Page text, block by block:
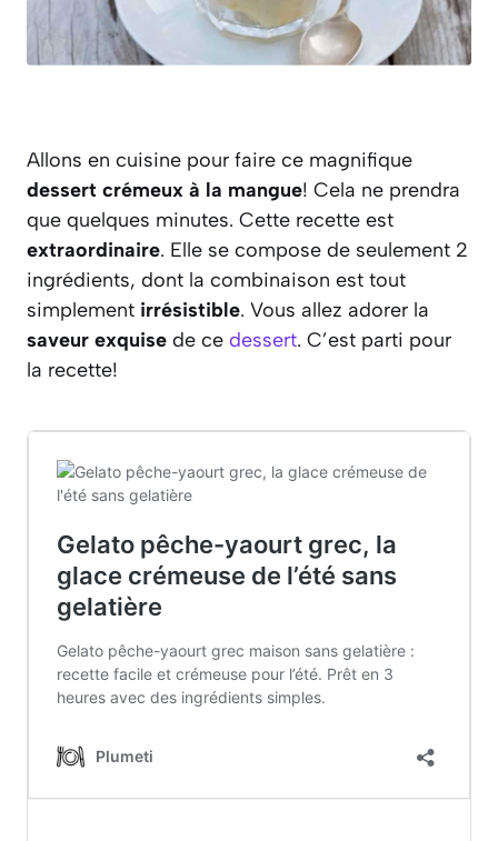
Allons en cuisine pour faire ce magnifique
dessert crémeux à la mangue! Cela ne prendra
que quelques minutes. Cette recette est
extraordinaire. Elle se compose de seulement 2
ingrédients, dont la combinaison est tout
simplement irrésistible. Vous allez adorer la
saveur exquise de ce dessert. C’est parti pour
la recette!